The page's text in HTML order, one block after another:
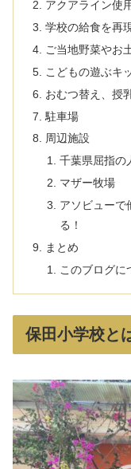
アクアライン使
学校の給食を再
ご当地野菜やお
こどもの遊ぶキ
おむつ替え、授
駐車場
周辺施設
千葉県屈指の
マザー牧場
アソビューで
る！
まとめ
このブログに
保田小学校と